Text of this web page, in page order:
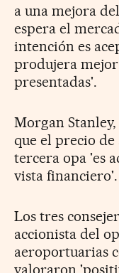
a una mejora
espera el
intención es
produjera
presentadas'.
Morgan
que el precio de
tercera opa 'es
vista financiero'.
Los tres
accionista del
aeroportuarias
valoraron